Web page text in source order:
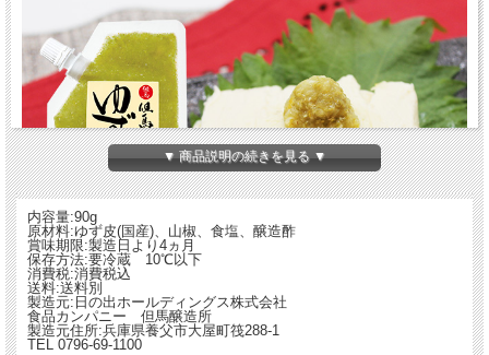
▼ 商品説明の続きを見る ▼
内容量:90g
原材料:ゆず皮(国産)、山椒、食塩、醸造酢
賞味期限:製造日より4ヵ月
保存方法:要冷蔵 10℃以下
消費税:消費税込
送料:送料別
製造元:日の出ホールディングス株式会社
食品カンパニー 但馬醸造所
製造元住所:兵庫県養父市大屋町筏288-1
TEL 0796-69-1100